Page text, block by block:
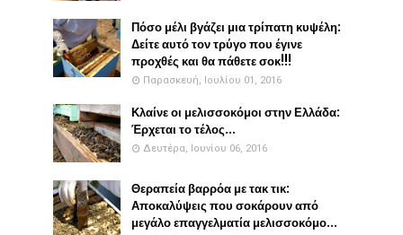
Πόσο μέλι βγάζει μια τρίπατη κυψέλη:
Δείτε αυτό τον τρύγο που έγινε
προχθές και θα πάθετε σοκ!!!
Παρασκευή, Ιουλίου 01, 2016
Κλαίνε οι μελισσοκόμοι στην Ελλάδα:
Έρχεται το τέλος...
Δευτέρα, Ιουνίου 06, 2016
Θεραπεία βαρρόα με τακ τικ:
Αποκαλύψεις που σοκάρουν από
μεγάλο επαγγελματία μελισσοκόμο...